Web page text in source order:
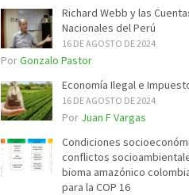
Richard Webb y las
Nacionales del Perú
16 DE AGOSTO DE 2024
PorGonzalo Pastor
Economía Ilegal e
16 DE AGOSTO DE 2024
Por Juan F Vargas
Condiciones
conflictos
bioma amazónico
para la COP 16